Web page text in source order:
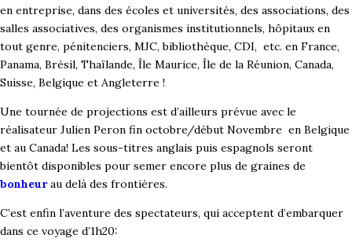
en entreprise, dans des écoles et universités, des associations, des
salles associatives, des organismes institutionnels, hôpitaux en
tout genre, pénitenciers, MJC, bibliothèque, CDI, etc. en France,
Panama, Brésil, Thaïlande, Île Maurice, Île de la Réunion, Canada,
Suisse, Belgique et Angleterre !
Une tournée de projections est d’ailleurs prévue avec le
réalisateur Julien Peron fin octobre/début Novembre en Belgique
et au Canada! Les sous-titres anglais puis espagnols seront
bientôt disponibles pour semer encore plus de graines de
bonheurau delà des frontières.
C’est enfin l’aventure des spectateurs, qui acceptent d’embarquer
dans ce voyage d’1h20: